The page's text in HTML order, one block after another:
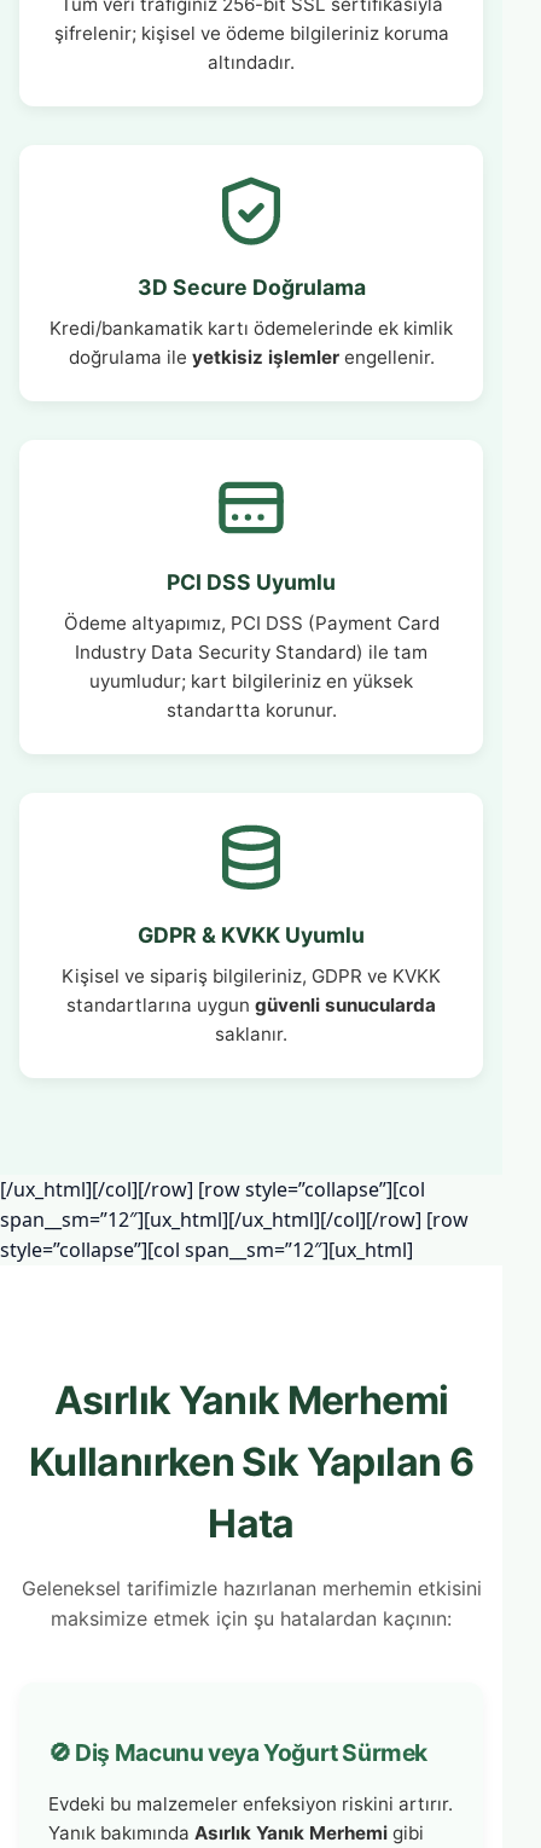
şifrelenir; kişisel ve ödeme bilgileriniz koruma
altındadır.
3D Secure Doğrulama
Kredi/bankamatik kartı ödemelerinde ek kimlik
doğrulama ile yetkisiz işlemlerengellenir.
PCI DSS Uyumlu
Ödeme altyapımız, PCI DSS (Payment Card
Industry Data Security Standard) ile tam
uyumludur; kart bilgileriniz en yüksek
standartta korunur.
GDPR & KVKK Uyumlu
Kişisel ve sipariş bilgileriniz, GDPR ve KVKK
standartlarına uygun güvenli sunucularda
saklanır.
[/ux_html][/col][/row] [row style=”collapse”][col
span__sm=”12″][ux_html][/ux_html][/col][/row] [row
style=”collapse”][col span__sm=”12″][ux_html]
Asırlık Yanık Merhemi
Kullanırken Sık Yapılan 6
Hata
Geleneksel tarifimizle hazırlanan merhemin etkisini
maksimize etmek için şu hatalardan kaçının:
🚫 Diş Macunu veya Yoğurt Sürmek
Evdeki bu malzemeler enfeksiyon riskini artırır.
Yanık bakımında Asırlık Yanık Merhemi gibi